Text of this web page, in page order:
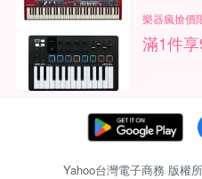
樂器瘋搶價
滿1件
Yahoo台灣電子商務 版權